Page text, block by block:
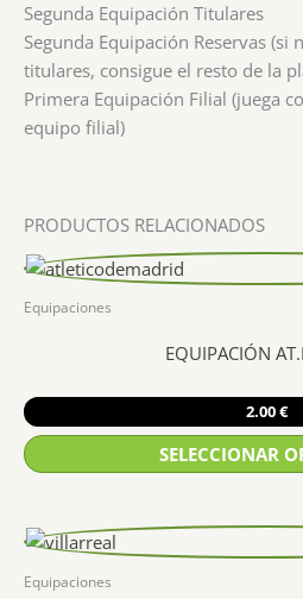
Segunda Equipación Titulares
Segunda Equipación Reservas (si
titulares, consigue el resto de la
Primera Equipación Filial (juega
equipo filial)
PRODUCTOS RELACIONADOS
Equipaciones
EQUIPACIÓN
2.00€
SELECCIONAR
producto
tiene
múltiples
Equipaciones